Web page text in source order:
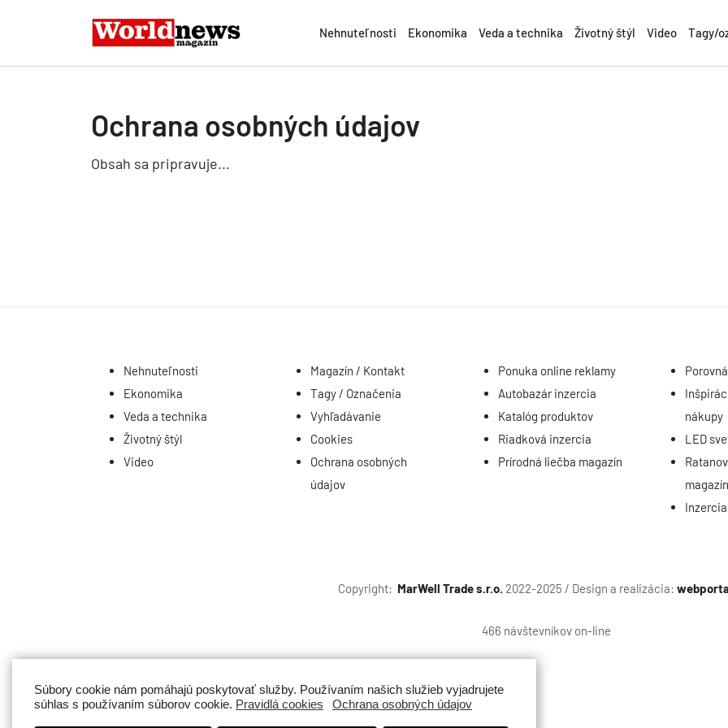
Súbory cookie nám pomáhajú poskytovať služby. Používaním našich služieb vyjadrujete
súhlas s používaním súborov cookie. Pravidlá cookies Ochrana osobných údajov
Nehnuteľnosti Ekonomika Veda a technika Životný štýl Video Tagy/
Ochrana osobných údajov
Obsah sa pripravuje...
Nehnuteľnosti
Ekonomika
Veda a technika
Životný štýl
Video
Magazín / Kontakt
Tagy / Označenia
Vyhľadávanie
Cookies
Ochrana osobných
údajov
Ponuka online reklamy
Autobazár inzercia
Katalóg produktov
Riadková inzercia
Prírodná liečba magazín
nákupy
LED
magazín
Copyright: MarWell Trade s.r.o. 2022-2025 / Design a realizácia:
466 návštevníkov on-line